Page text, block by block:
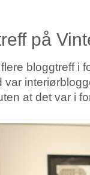
på
bloggtreff i
var
at det var i